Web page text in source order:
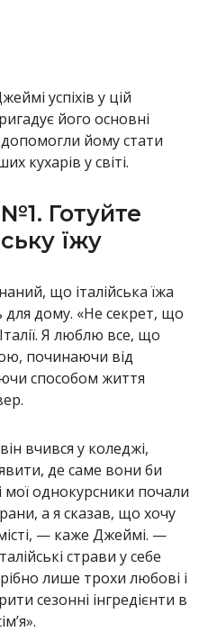
успіхів у цій
його основні
йому стати
кухарів у світі.
Готуйте
їжу
що італійська їжа
дому. «Не секрет, що
Я люблю все, що
починаючи від
способом життя
вчився у коледжі,
де саме вони би
мої однокурсники почали
а я сказав, що хочу
— каже Джеймі. —
страви у себе
лише трохи любові і
сезонні інгредієнти в